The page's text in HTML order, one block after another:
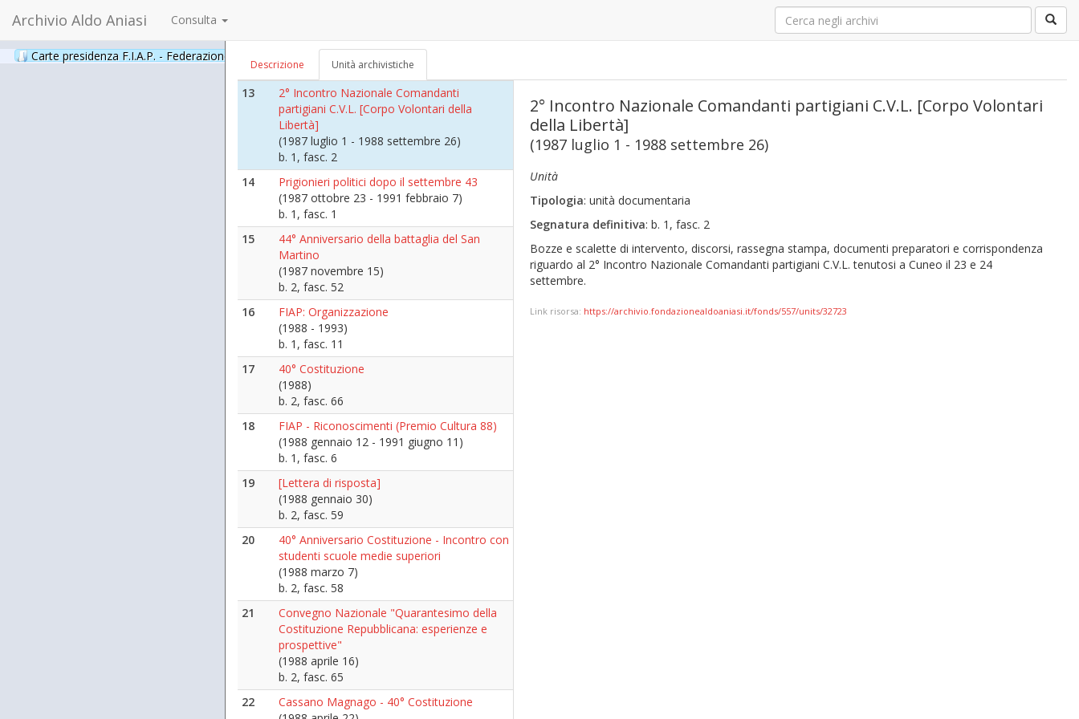
Archivio Aldo Aniasi Consulta
Carte presidenza F.I.A.P. - Federazione Italiana Associazioni Partigiane
Descrizione Unità archivistiche
(1987 aprile 27)
b. 2, fasc. 53
13
2° Incontro Nazionale Comandanti
partigiani C.V.L. [Corpo Volontari della
Libertà]
(1987 luglio 1 - 1988 settembre 26)
b. 1, fasc. 2
14
Prigionieri politici dopo il settembre 43
(1987 ottobre 23 - 1991 febbraio 7)
b. 1, fasc. 1
15
44° Anniversario della battaglia del San
Martino
(1987 novembre 15)
b. 2, fasc. 52
16
FIAP: Organizzazione
(1988 - 1993)
b. 1, fasc. 11
17
40° Costituzione
(1988)
b. 2, fasc. 66
18
FIAP - Riconoscimenti (Premio Cultura 88)
(1988 gennaio 12 - 1991 giugno 11)
b. 1, fasc. 6
19
[Lettera di risposta]
(1988 gennaio 30)
b. 2, fasc. 59
20
40° Anniversario Costituzione - Incontro con
studenti scuole medie superiori
(1988 marzo 7)
b. 2, fasc. 58
21
Convegno Nazionale "Quarantesimo della
Costituzione Repubblicana: esperienze e
prospettive"
(1988 aprile 16)
b. 2, fasc. 65
22
Cassano Magnago - 40° Costituzione
2° Incontro Nazionale Comandanti partigiani C.V.L. [Corpo Volontari
della Libertà]
(1987 luglio 1 - 1988 settembre 26)
Unità
Tipologia: unità documentaria
Segnatura definitiva: b. 1, fasc. 2
Bozze e scalette di intervento, discorsi, rassegna stampa, documenti preparatori e corrispondenza
riguardo al 2° Incontro Nazionale Comandanti partigiani C.V.L. tenutosi a Cuneo il 23 e 24
settembre.
Link risorsa: https://archivio.fondazionealdoaniasi.it/fonds/557/units/32723